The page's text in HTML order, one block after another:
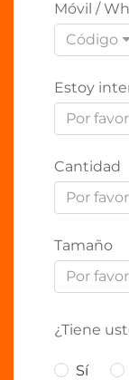
Móvil /
Código
Estoy
Por
Cantidad
Por
Tamaño
Por
¿Tiene
Sí